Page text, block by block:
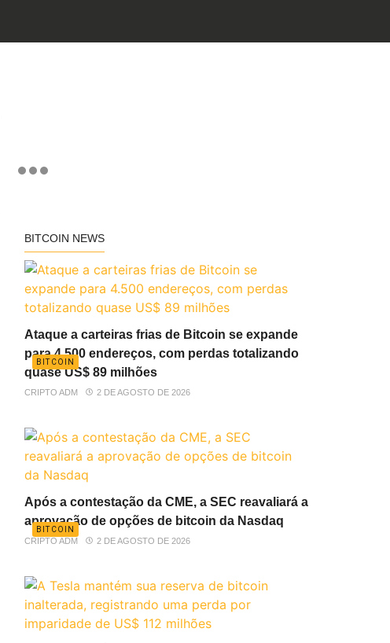
BITCOIN NEWS
BITCOIN
Ataque a carteiras frias de Bitcoin se expande
para 4.500 endereços, com perdas totalizando
quase US$ 89 milhões
CRIPTO ADM 2 DE AGOSTO DE 2026
BITCOIN
Após a contestação da CME, a SEC reavaliará a
aprovação de opções de bitcoin da Nasdaq
CRIPTO ADM 2 DE AGOSTO DE 2026